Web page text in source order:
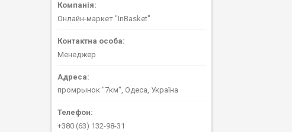
Онлайн-маркет "InBasket"
Менеджер
промрынок "7км", Одеса, Україна
+380 (63) 132-98-31